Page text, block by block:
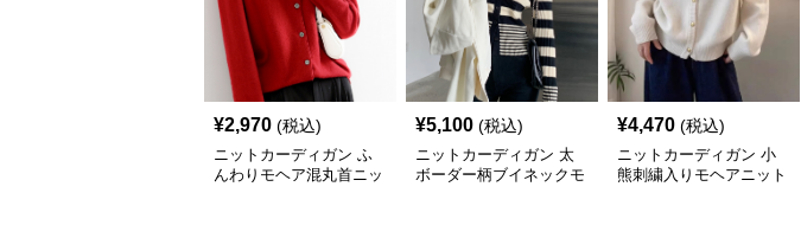
¥2,970 (税込)
ニットカーディガン ふ
んわりモヘア混丸首ニッ
¥5,100 (税込)
ニットカーディガン 太
ボーダー柄ブイネックモ
¥4,470 (税込)
ニットカーディガン 小
熊刺繍入りモヘアニット